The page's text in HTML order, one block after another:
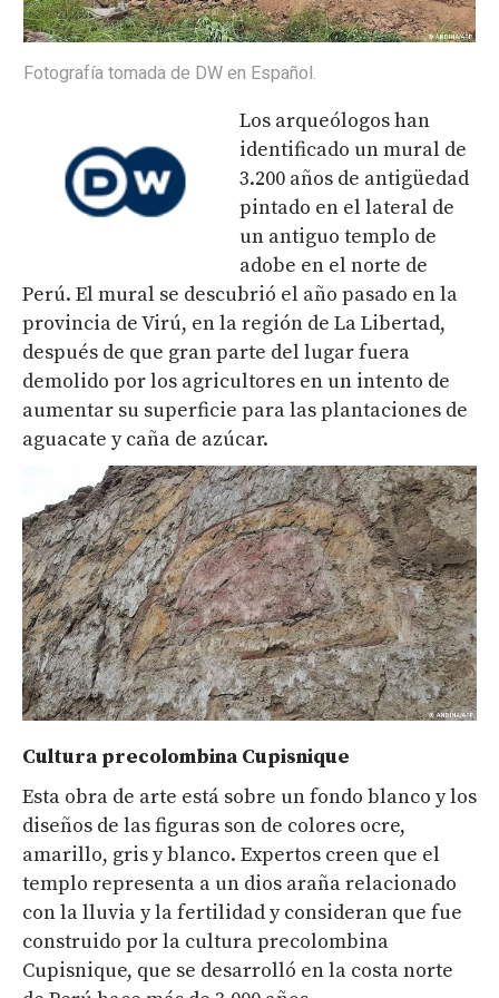
Fotografía tomada de DW en Español.
Los arqueólogos han
identificado un mural de
3.200 años de antigüedad
pintado en el lateral de
un antiguo templo de
adobe en el norte de
Perú. El mural se descubrió el año pasado en la
provincia de Virú, en la región de La Libertad,
después de que gran parte del lugar fuera
demolido por los agricultores en un intento de
aumentar su superficie para las plantaciones de
aguacate y caña de azúcar.
Cultura precolombina Cupisnique
Esta obra de arte está sobre un fondo blanco y los
diseños de las figuras son de colores ocre,
amarillo, gris y blanco. Expertos creen que el
templo representa a un dios araña relacionado
con la lluvia y la fertilidad y consideran que fue
construido por la cultura precolombina
Cupisnique, que se desarrolló en la costa norte